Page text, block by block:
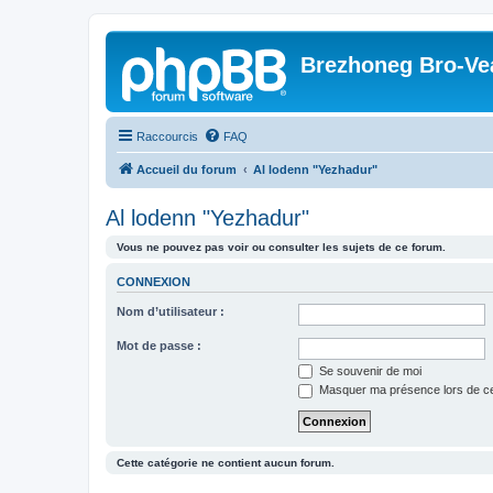
Brezhoneg Bro-
Raccourcis FAQ
Accueil du forum Al lodenn "Yezhadur"
Al lodenn "Yezhadur"
Vous ne pouvez pas voir ou consulter les sujets de ce forum.
CONNEXION
Nom d’utilisateur :
Mot de passe :
Se souvenir de moi
Masquer ma présence lors de
Cette catégorie ne contient aucun forum.